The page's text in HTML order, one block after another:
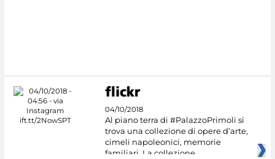
04/10/2018
Al piano terra di #PalazzoPrimoli si
trova una collezione di opere d’arte,
cimeli napoleonici, memorie
familiari. La collezione